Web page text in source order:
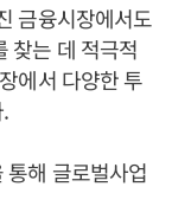
금융시장에서도
찾는 데 적극적
에서 다양한 투
해 글로벌사업